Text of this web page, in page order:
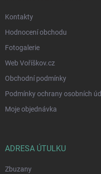
Kontakty
Hodnocení obchodu
Fotogalerie
Web Voříškov.cz
Obchodní podmínky
Podmínky ochrany osobních
Moje objednávka
ADRESA ÚTULKU
Zbuzany